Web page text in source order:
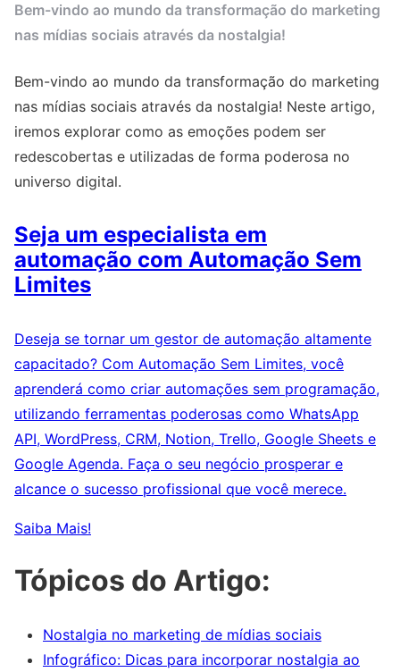
Bem-vindo ao mundo da transformação do marketing
nas mídias sociais através da nostalgia!
Bem-vindo ao mundo da transformação do marketing
nas mídias sociais através da nostalgia! Neste artigo,
iremos explorar como as emoções podem ser
redescobertas e utilizadas de forma poderosa no
universo digital.
Seja um especialista em
automação com Automação Sem
Limites
Deseja se tornar um gestor de automação altamente
capacitado? Com Automação Sem Limites, você
aprenderá como criar automações sem programação,
utilizando ferramentas poderosas como WhatsApp
API, WordPress, CRM, Notion, Trello, Google Sheets e
Google Agenda. Faça o seu negócio prosperar e
alcance o sucesso profissional que você merece.
Saiba Mais!
Tópicos do Artigo:
Nostalgia no marketing de mídias sociais
Infográfico: Dicas para incorporar nostalgia ao